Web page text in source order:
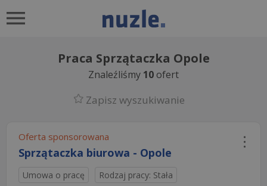
Praca Sprzątaczka Opole
Znaleźliśmy 10 ofert
Zapisz wyszukiwanie
Oferta sponsorowana
Sprzątaczka biurowa - Opole
Umowa o pracę Rodzaj pracy: Stała